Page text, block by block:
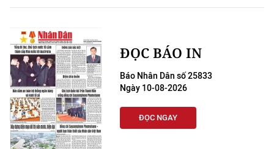
ĐỌC BÁO IN
Báo Nhân Dân số 25833
Ngày 10-08-2026
ĐỌC NGAY